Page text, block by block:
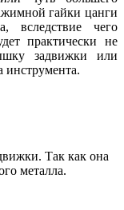
гайки цанги
вследствие чего
практически не
задвижки или
инструмента.
Так как она
металла.